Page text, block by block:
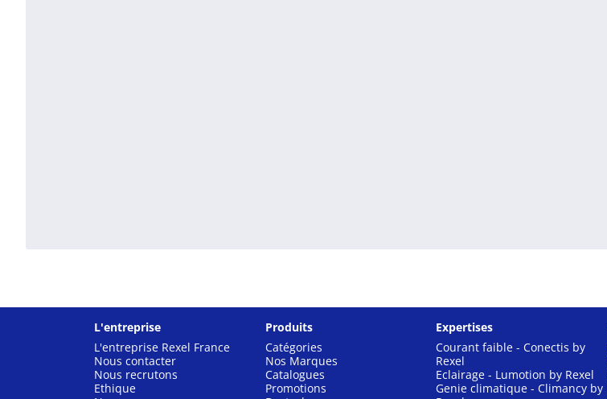
L'entreprise
L'entreprise Rexel France
Nous contacter
Nous recrutons
Ethique
Produits
Catégories
Nos Marques
Catalogues
Promotions
Expertises
Courant faible - Conectis by
Rexel
Eclairage - Lumotion by Rexel
Genie climatique - Climancy by